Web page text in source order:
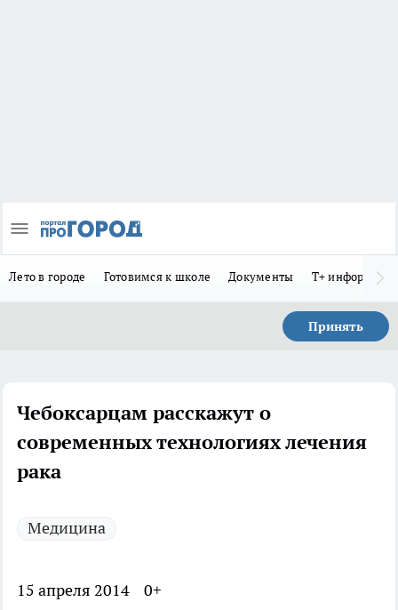
Лето в городе Готовимся к школе Документы Т+
Принять
Чебоксарцам расскажут о
современных технологиях лечения
рака
Медицина
15 апреля 2014 0+